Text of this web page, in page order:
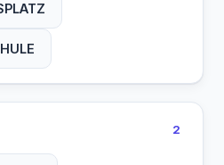
VERLUSTLISTE
VISIERKLAPPE
WACHGEBAEUDE
2